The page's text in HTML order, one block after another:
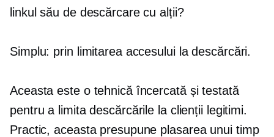
linkul său de descărcare cu alții?
Simplu: prin limitarea accesului la descărcări.
Aceasta este o tehnică încercată și testată
pentru a limita descărcările la clienții legitimi.
Practic, aceasta presupune plasarea unui timp